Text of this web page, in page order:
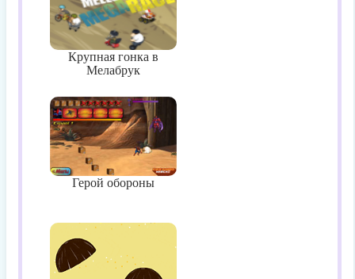
Крупная гонка в
Мелабрук
Герой обороны